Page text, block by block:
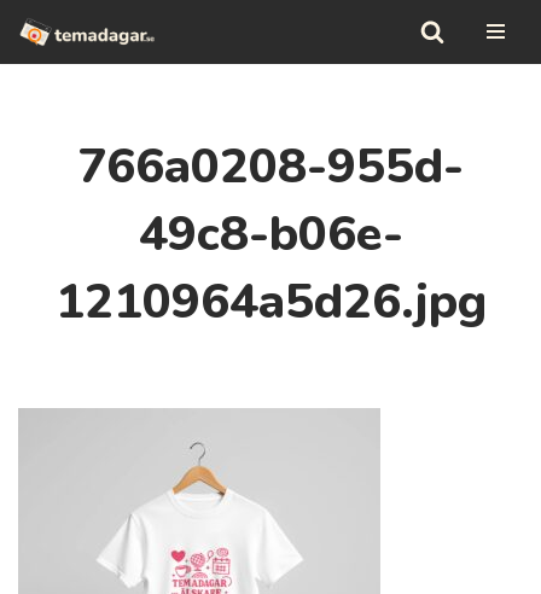
Hoppa
766a0208-955d-
49c8-b06e-
1210964a5d26.jpg